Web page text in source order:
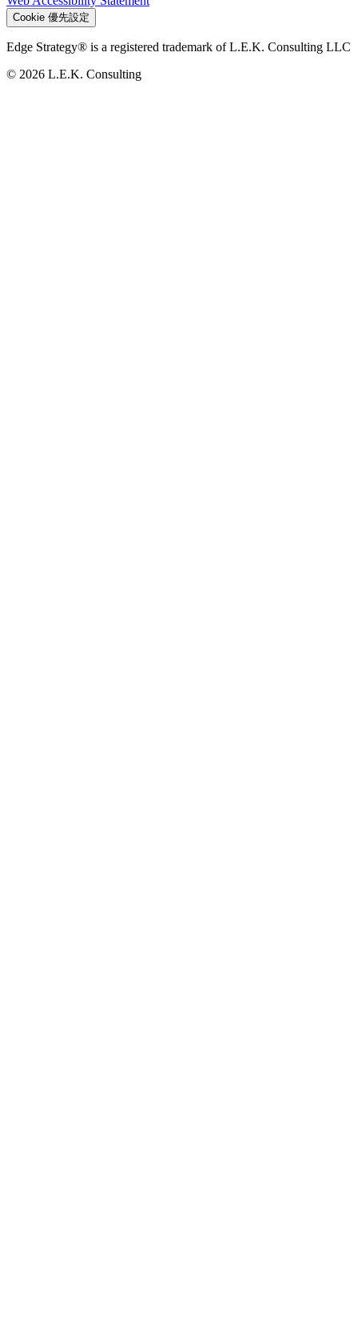
Cookie 優先設定
Edge Strategy® is a registered trademark of L.E.K. Consulting LLC
© 2026 L.E.K. Consulting